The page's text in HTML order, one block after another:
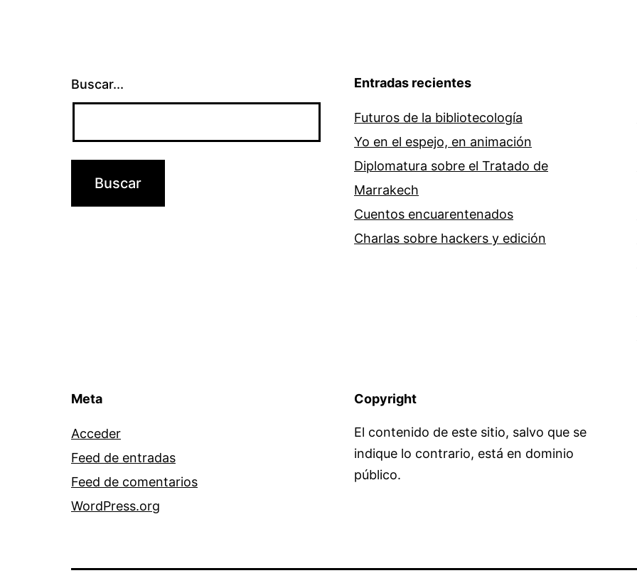
Buscar... Entradas recientes
Futuros de la bibliotecología
Yo en el espejo, en animación
Diplomatura sobre el Tratado de
Marrakech
Cuentos encuarentenados
Charlas sobre hackers y edición
Meta
Acceder
Feed de entradas
Feed de comentarios
WordPress.org
Copyright
El contenido de este sitio, salvo que se
indique lo contrario, está en dominio
público.